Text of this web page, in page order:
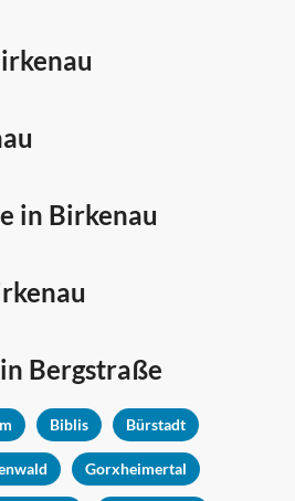
in Birkenau
Bergstraße
Biblis Bürstadt
Gorxheimertal